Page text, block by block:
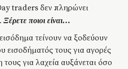
traders δεν πληρώνει
Ξέρετε ποιοι είναι…
τείνουν να ξοδεύουν
εισοδήματός τους για αγορές
για λαχεία αυξάνεται όσο